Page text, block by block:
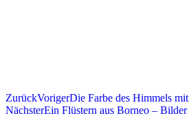
ZurückVorigerDie Farbe des Himmels
NächsterEin Flüstern aus Borneo –